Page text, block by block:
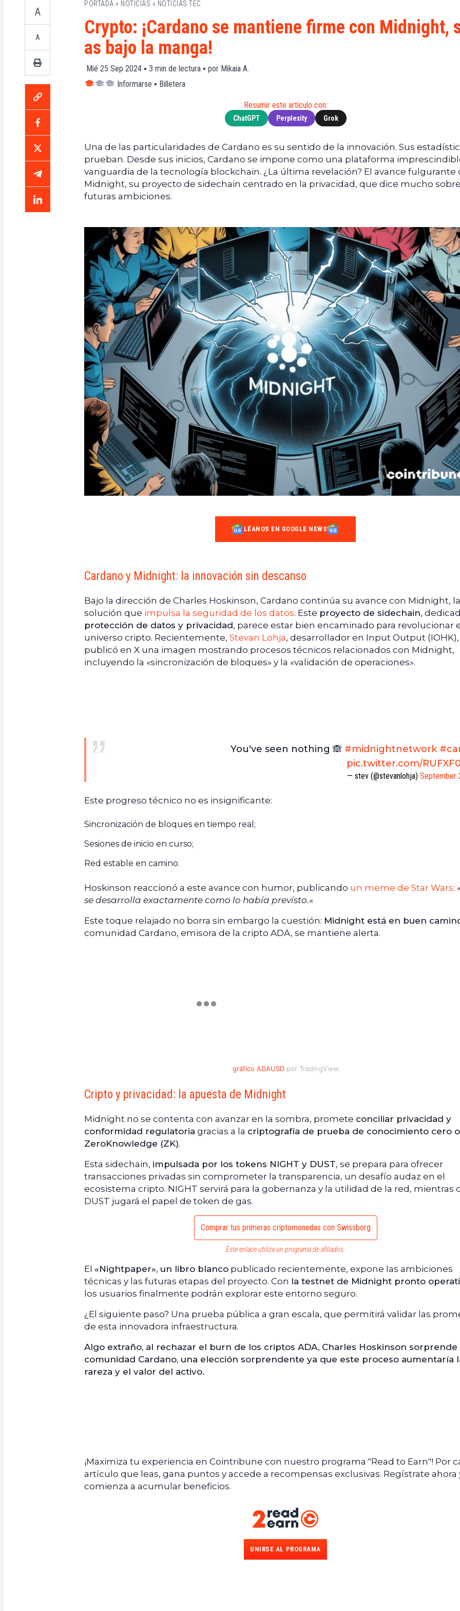
Exchanges
Noticias
de
Web3
XRP
(XRP)
Compra
Guía
Trading
A
A
PORTADA » NOTICIAS » NOTICIAS TEC
Crypto: ¡Cardano se mantiene firme con Midnight,
as bajo la manga!
Mié 25 Sep 2024 ▪ 3 min de lectura ▪ por Mikaia A.
Informarse ▪ Billetera
Resumir este artículo con:
ChatGPT Perplexity Grok
Una de las particularidades de Cardano es su sentido de la innovación. Sus
prueban. Desde sus inicios, Cardano se impone como una plataforma
vanguardia de la tecnología blockchain. ¿La última revelación? El avance fulgurante
Midnight, su proyecto de sidechain centrado en la privacidad, que dice mucho
futuras ambiciones.
LÉANOS EN GOOGLE NEWS
Cardano y Midnight: la innovación sin descanso
Bajo la dirección de Charles Hoskinson, Cardano continúa su avance con Midnight, la
solución que impulsa la seguridad de los datos. Este proyecto de sidechain,
protección de datos y privacidad, parece estar bien encaminado para revolucionar
universo cripto. Recientemente, Stevan Lohja, desarrollador en Input Output (IOHK),
publicó en X una imagen mostrando procesos técnicos relacionados con Midnight,
incluyendo la «sincronización de bloques» y la «validación de operaciones».
You've seen nothing 🙈 #midnightnetwork
pic.twitter.com/
— stev (@stevanlohja) September
Este progreso técnico no es insignificante:
Sincronización de bloques en tiempo real;
Sesiones de inicio en curso;
Red estable en camino.
Hoskinson reaccionó a este avance con humor, publicando un meme de Star Wars:
se desarrolla exactamente como lo había previsto.«
Este toque relajado no borra sin embargo la cuestión: Midnight está en buen
comunidad Cardano, emisora de la cripto ADA, se mantiene alerta.
gráfico ADAUSDpor TradingView
Cripto y privacidad: la apuesta de Midnight
Midnight no se contenta con avanzar en la sombra, promete conciliar privacidad y
conformidad regulatoria gracias a la criptografía de prueba de conocimiento cero o
ZeroKnowledge (ZK).
Esta sidechain, impulsada por los tokens NIGHT y DUST, se prepara para ofrecer
transacciones privadas sin comprometer la transparencia, un desafío audaz en el
ecosistema cripto. NIGHT servirá para la gobernanza y la utilidad de la red, mientras
DUST jugará el papel de token de gas.
Comprar tus primeras criptomonedas con Swissborg
Este enlace utiliza un programa de afiliados.
El «Nightpaper», un libro blanco publicado recientemente, expone las ambiciones
técnicas y las futuras etapas del proyecto. Con la testnet de Midnight pronto
los usuarios finalmente podrán explorar este entorno seguro.
¿El siguiente paso? Una prueba pública a gran escala, que permitirá validar las
de esta innovadora infraestructura.
Algo extraño, al rechazar el burn de los criptos ADA, Charles Hoskinson sorprende
comunidad Cardano, una elección sorprendente ya que este proceso aumentaría
rareza y el valor del activo.
¡Maximiza tu experiencia en Cointribune con nuestro programa "Read to Earn"! Por
artículo que leas, gana puntos y accede a recompensas exclusivas. Regístrate ahora
comienza a acumular beneficios.
UNIRSE AL PROGRAMA